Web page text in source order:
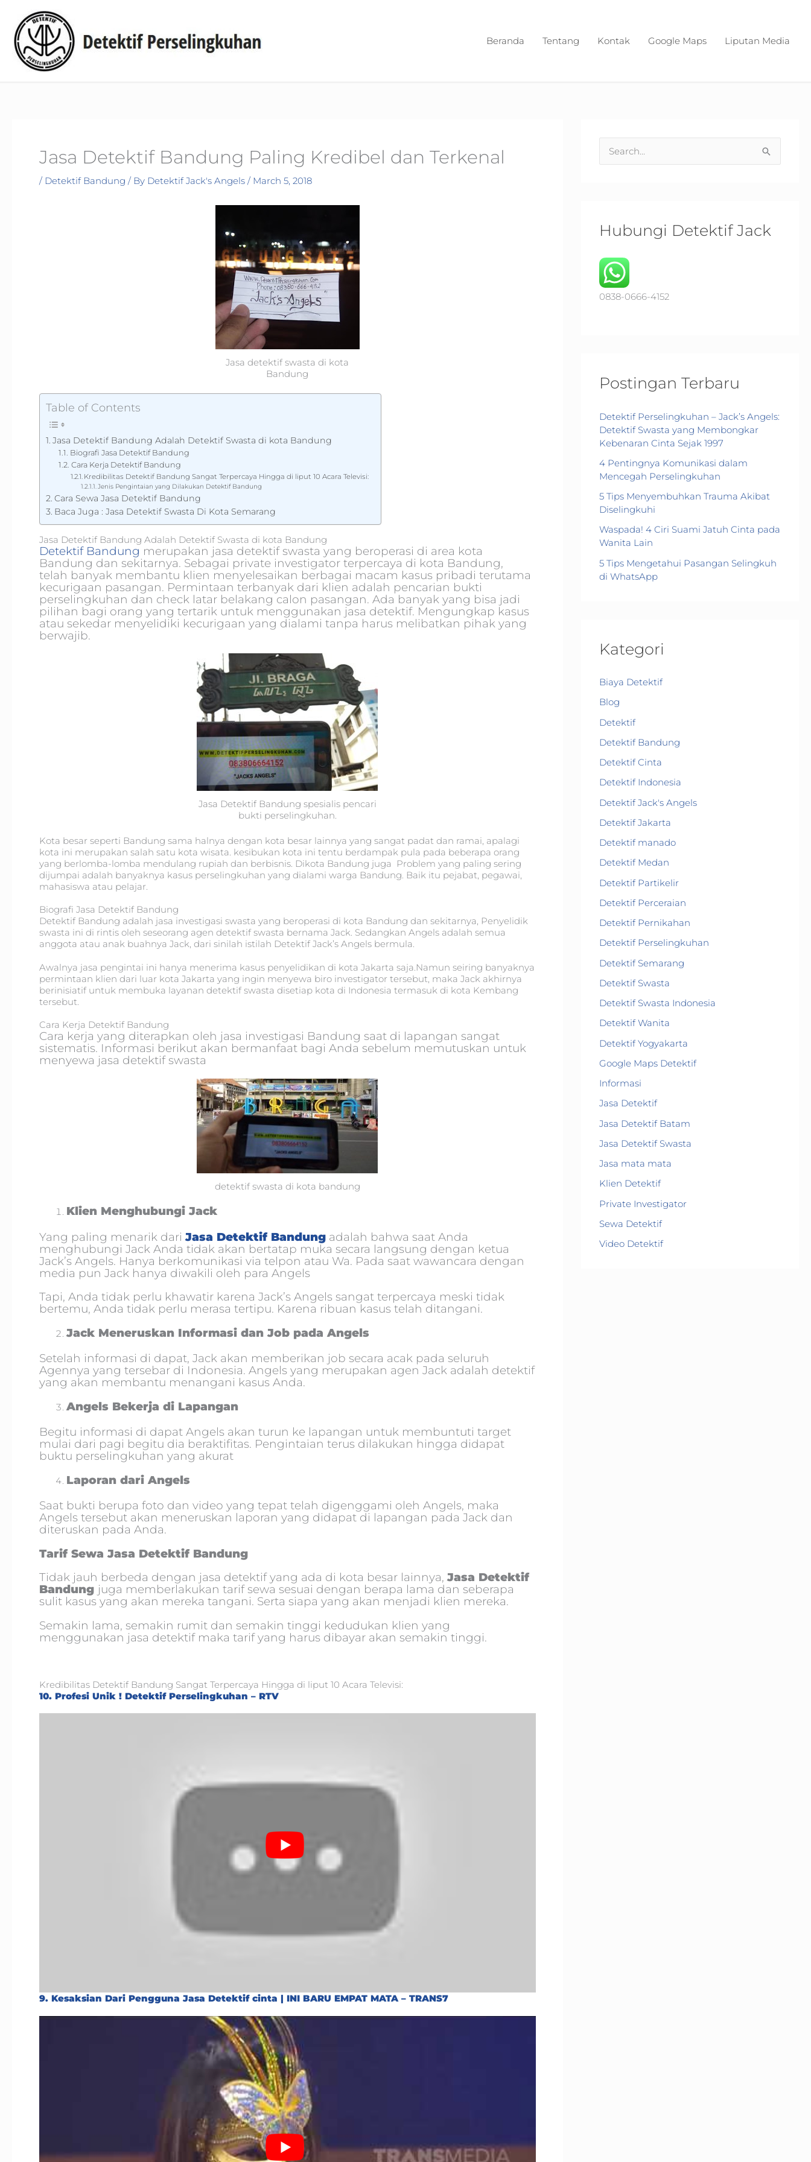
content
Beranda
Tentang Kontak Google Maps Liputan Media
Jasa Detektif Bandung Paling Kredibel dan Terkenal
/ Detektif Bandung / By Detektif Jack's Angels / March 5, 2018
Jasa detektif swasta di kota
Bandung
Table of Contents
Jasa Detektif Bandung Adalah Detektif Swasta di kota Bandung
Biografi Jasa Detektif Bandung
Cara Kerja Detektif Bandung
Kredibilitas Detektif Bandung Sangat Terpercaya Hingga di liput 10 Acara Televisi:
Jenis Pengintaian yang Dilakukan Detektif Bandung
Cara Sewa Jasa Detektif Bandung
Baca Juga : Jasa Detektif Swasta Di Kota Semarang
Jasa Detektif Bandung Adalah Detektif Swasta di kota Bandung
Detektif Bandung merupakan jasa detektif swasta yang beroperasi di area kota
Bandung dan sekitarnya. Sebagai private investigator terpercaya di kota Bandung,
telah banyak membantu klien menyelesaikan berbagai macam kasus pribadi terutama
kecurigaan pasangan. Permintaan terbanyak dari klien adalah pencarian bukti
perselingkuhan dan check latar belakang calon pasangan. Ada banyak yang bisa jadi
pilihan bagi orang yang tertarik untuk menggunakan jasa detektif. Mengungkap kasus
atau sekedar menyelidiki kecurigaan yang dialami tanpa harus melibatkan pihak yang
berwajib.
Jasa Detektif Bandung spesialis pencari
bukti perselingkuhan.
Kota besar seperti Bandung sama halnya dengan kota besar lainnya yang sangat padat dan ramai, apalagi
kota ini merupakan salah satu kota wisata. kesibukan kota ini tentu berdampak pula pada beberapa orang
yang berlomba-lomba mendulang rupiah dan berbisnis. Dikota Bandung juga Problem yang paling sering
dijumpai adalah banyaknya kasus perselingkuhan yang dialami warga Bandung. Baik itu pejabat, pegawai,
mahasiswa atau pelajar.
Biografi Jasa Detektif Bandung
Detektif Bandung adalah jasa investigasi swasta yang beroperasi di kota Bandung dan sekitarnya, Penyelidik
swasta ini di rintis oleh seseorang agen detektif swasta bernama Jack. Sedangkan Angels adalah semua
anggota atau anak buahnya Jack, dari sinilah istilah Detektif Jack’s Angels bermula.
Awalnya jasa pengintai ini hanya menerima kasus penyelidikan di kota Jakarta saja.Namun seiring banyaknya
permintaan klien dari luar kota Jakarta yang ingin menyewa biro investigator tersebut, maka Jack akhirnya
berinisiatif untuk membuka layanan detektif swasta disetiap kota di Indonesia termasuk di kota Kembang
tersebut.
Cara Kerja Detektif Bandung
Cara kerja yang diterapkan oleh jasa investigasi Bandung saat di lapangan sangat
sistematis. Informasi berikut akan bermanfaat bagi Anda sebelum memutuskan untuk
menyewa jasa detektif swasta
detektif swasta di kota bandung
Klien Menghubungi Jack
Yang paling menarik dariJasa Detektif Bandung adalah bahwa saat Anda
menghubungi Jack Anda tidak akan bertatap muka secara langsung dengan ketua
Jack’s Angels. Hanya berkomunikasi via telpon atau Wa. Pada saat wawancara dengan
media pun Jack hanya diwakili oleh para Angels
Tapi, Anda tidak perlu khawatir karena Jack’s Angels sangat terpercaya meski tidak
bertemu, Anda tidak perlu merasa tertipu. Karena ribuan kasus telah ditangani.
Jack Meneruskan Informasi dan Job pada Angels
Setelah informasi di dapat, Jack akan memberikan job secara acak pada seluruh
Agennya yang tersebar di Indonesia. Angels yang merupakan agen Jack adalah detektif
yang akan membantu menangani kasus Anda.
Angels Bekerja di Lapangan
Begitu informasi di dapat Angels akan turun ke lapangan untuk membuntuti target
mulai dari pagi begitu dia beraktifitas. Pengintaian terus dilakukan hingga didapat
buktu perselingkuhan yang akurat
Laporan dari Angels
Saat bukti berupa foto dan video yang tepat telah digenggami oleh Angels, maka
Angels tersebut akan meneruskan laporan yang didapat di lapangan pada Jack dan
diteruskan pada Anda.
Tarif Sewa Jasa Detektif Bandung
Tidak jauh berbeda dengan jasa detektif yang ada di kota besar lainnya,Jasa Detektif
Bandung juga memberlakukan tarif sewa sesuai dengan berapa lama dan seberapa
sulit kasus yang akan mereka tangani. Serta siapa yang akan menjadi klien mereka.
Semakin lama, semakin rumit dan semakin tinggi kedudukan klien yang
menggunakan jasa detektif maka tarif yang harus dibayar akan semakin tinggi.
Kredibilitas Detektif Bandung Sangat Terpercaya Hingga di liput 10 Acara Televisi:
10. Profesi Unik ! Detektif Perselingkuhan – RTV
9. Kesaksian Dari Pengguna Jasa Detektif cinta | INI BARU EMPAT MATA – TRANS7
e
h
o
r
Hubungi Detektif Jack
0838-0666-4152
Postingan Terbaru
Detektif Perselingkuhan – Jack’s Angels:
Detektif Swasta yang Membongkar
Kebenaran Cinta Sejak 1997
4 Pentingnya Komunikasi dalam
Mencegah Perselingkuhan
5 Tips Menyembuhkan Trauma Akibat
Diselingkuhi
Waspada! 4 Ciri Suami Jatuh Cinta pada
Wanita Lain
5 Tips Mengetahui Pasangan Selingkuh
di WhatsApp
Kategori
Biaya Detektif
Blog
Detektif
Detektif Bandung
Detektif Cinta
Detektif Indonesia
Detektif Jack's Angels
Detektif Jakarta
Detektif manado
Detektif Medan
Detektif Partikelir
Detektif Perceraian
Detektif Pernikahan
Detektif Perselingkuhan
Detektif Semarang
Detektif Swasta
Detektif Swasta Indonesia
Detektif Wanita
Detektif Yogyakarta
Google Maps Detektif
Informasi
Jasa Detektif
Jasa Detektif Batam
Jasa Detektif Swasta
Jasa mata mata
Klien Detektif
Private Investigator
Sewa Detektif
Video Detektif